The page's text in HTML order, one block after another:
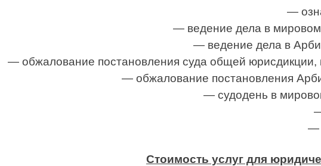
—
— ведение дела в
— ведение дела в
— обжалование постановления суда общей
— обжалование постановления
— судодень в
—
Стоимость услуг для